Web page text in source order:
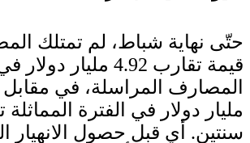
حتّى نهاية شباط، لم تمتلك
قيمة تقارب 4.92
مليار دولار في الفترة المماثلة
سنتين. أي قبل حصول الانهيار